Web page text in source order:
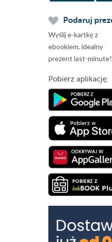
Podaruj
Wyślij e-kartkę z
ebookiem, idealny
prezent last-minute!
Pobierz aplikację: